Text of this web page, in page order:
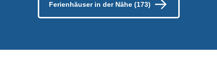
Ferienhäuser in der Nähe (173)